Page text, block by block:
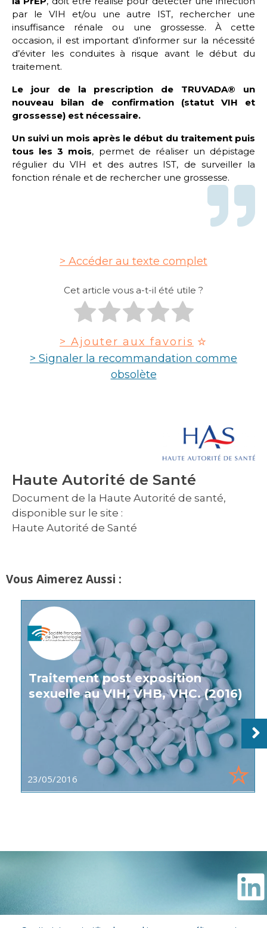
par le VIH et/ou une autre IST, rechercher une
insuffisance rénale ou une grossesse. À cette
occasion, il est important d’informer sur la nécessité
d’éviter les conduites à risque avant le début du
traitement.
Le jour de la prescription de TRUVADA® un
nouveau bilan de confirmation (statut VIH et
grossesse) est nécessaire.
Un suivi un mois après le début du traitement puis
tous les 3 mois, permet de réaliser un dépistage
régulier du VIH et des autres IST, de surveiller la
fonction rénale et de rechercher une grossesse.
Accéder au texte complet
Cet article vous a-t-il été utile ?
> Ajouter aux favoris
> Signaler la recommandation comme
obsolète
Haute Autorité de Santé
Document de la Haute Autorité de santé,
disponible sur le site :
Haute Autorité de Santé
Vous Aimerez Aussi :
Traitement post exposition
sexuelle au VIH, VHB, VHC. (2016)
23/05/2016